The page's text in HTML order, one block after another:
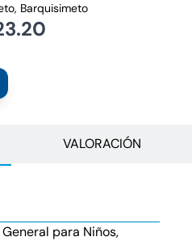
Barquisimeto
VALORACIÓN
para Niños,